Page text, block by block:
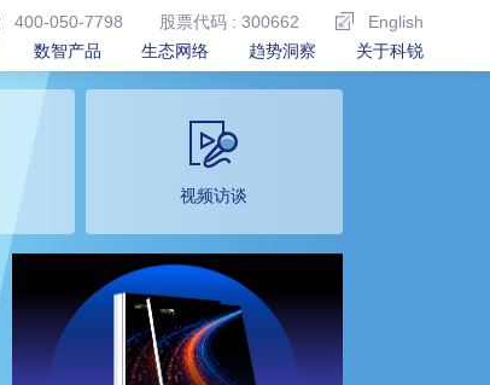
400-050-7798 股票代码 : 300662
English
数智产品 生态网络 趋势洞察 关于科锐
视频访谈